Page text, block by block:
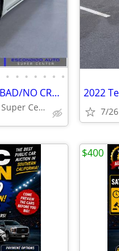
• • • • • • •
2018 Tesla Model S 75D - GOOD/BAD/NO CREDIT OK!
+ Escondido Auto Super Center 7/26
$400